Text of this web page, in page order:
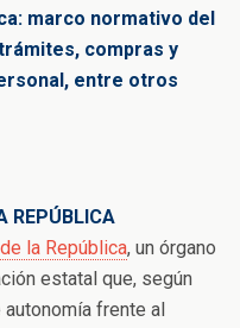
marco normativo del
compras y
entre otros
REPÚBLICA
la República, un órgano
estatal que, según
frente al